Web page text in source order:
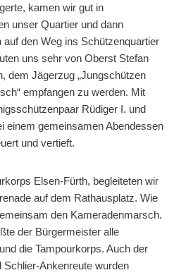
kamen wir gut in
unser Quartier und dann
den Weg ins Schützenquartier
uns sehr von Oberst Stefan
dem Jägerzug „Jungschützen
empfangen zu werden. Mit
Rüdiger I. und
einem gemeinsamen Abendessen
und vertieft.
Elsen-Fürth, begleiteten wir
auf dem Rathausplatz. Wie
den Kameradenmarsch.
der Bürgermeister alle
die Tampourkorps. Auch der
Ankenreute wurden